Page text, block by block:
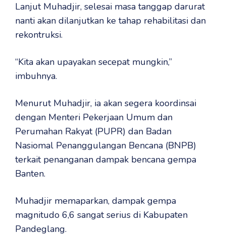
Lanjut Muhadjir, selesai masa tanggap darurat
nanti akan dilanjutkan ke tahap rehabilitasi dan
rekontruksi.
“Kita akan upayakan secepat mungkin,”
imbuhnya.
Menurut Muhadjir, ia akan segera koordinsai
dengan Menteri Pekerjaan Umum dan
Perumahan Rakyat (PUPR) dan Badan
Nasiomal Penanggulangan Bencana (BNPB)
terkait penanganan dampak bencana gempa
Banten.
Muhadjir memaparkan, dampak gempa
magnitudo 6,6 sangat serius di Kabupaten
Pandeglang.